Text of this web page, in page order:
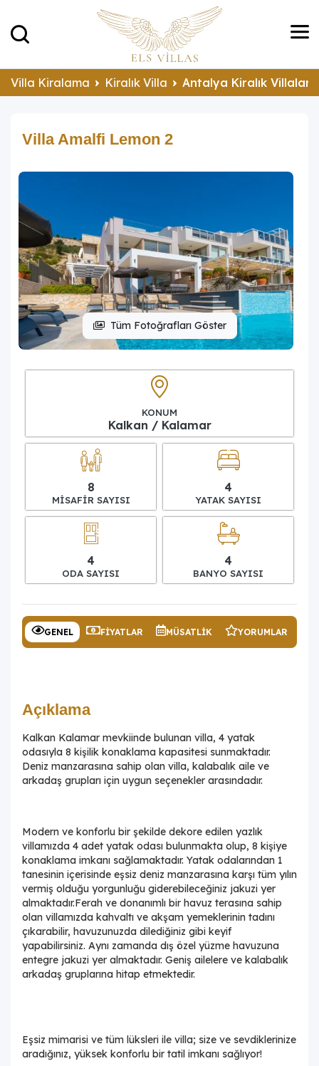
Villa Kiralama Kiralık Villa Antalya Kiralık Villalar
Villa Amalfi Lemon 2
Tüm Fotoğrafları Göster
KONUM
Kalkan / Kalamar
8
MISAFIR SAYISI
4
YATAK SAYISI
4
ODA SAYISI
4
BANYO SAYISI
GENEL FIYATLAR MÜSATLIK YORUMLAR
Açıklama
Kalkan Kalamar mevkiinde bulunan villa, 4 yatak
odasıyla 8 kişilik konaklama kapasitesi sunmaktadır.
Deniz manzarasına sahip olan villa, kalabalık aile ve
arkadaş grupları için uygun seçenekler arasındadır.
Modern ve konforlu bir şekilde dekore edilen yazlık
villamızda 4 adet yatak odası bulunmakta olup, 8 kişiye
konaklama imkanı sağlamaktadır. Yatak odalarından 1
tanesinin içerisinde eşsiz deniz manzarasına karşı tüm yılın
vermiş olduğu yorgunluğu giderebileceğiniz jakuzi yer
almaktadır.Ferah ve donanımlı bir havuz terasına sahip
olan villamızda kahvaltı ve akşam yemeklerinin tadını
çıkarabilir, havuzunuzda dilediğiniz gibi keyif
yapabilirsiniz. Aynı zamanda dış özel yüzme havuzuna
entegre jakuzi yer almaktadır. Geniş ailelere ve kalabalık
arkadaş gruplarına hitap etmektedir.
Eşsiz mimarisi ve tüm lüksleri ile villa; size ve sevdiklerinize
aradığınız, yüksek konforlu bir tatil imkanı sağlıyor!